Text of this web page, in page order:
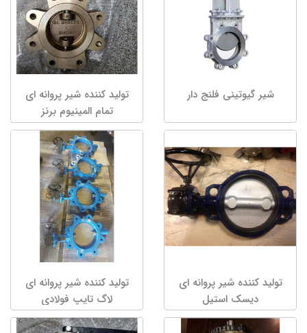
شیر گیوتینی فلنج دار
تولید کننده شیر پروانه ای
تمام المینیوم برنز
تولید کننده شیر پروانه ای
دیسک استیل
تولید کننده شیر پروانه ای
لاگ تایپ فولادی